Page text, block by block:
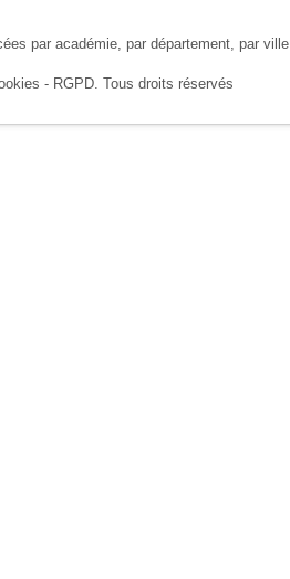
par académie , par département , par ville
- RGPD . Tous droits réservés